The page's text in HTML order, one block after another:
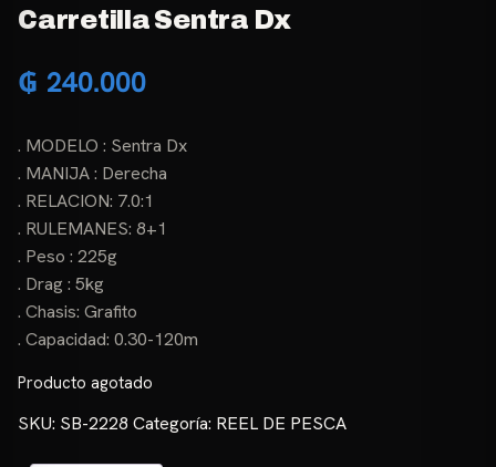
Carretilla Sentra Dx
₲ 240.000
. MODELO : Sentra Dx
. MANIJA : Derecha
. RELACION: 7.0:1
. RULEMANES: 8+1
. Peso : 225g
. Drag : 5kg
. Chasis: Grafito
. Capacidad: 0.30-120m
Producto agotado
SKU: SB-2228 Categoría: REEL DE PESCA